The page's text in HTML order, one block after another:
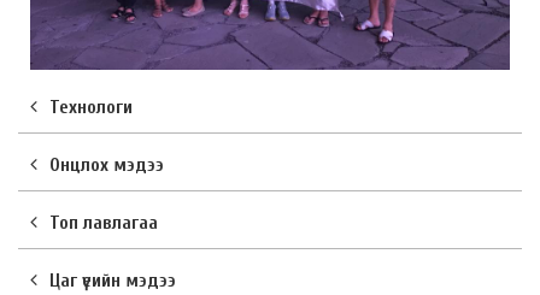
Технологи
Онцлох мэдээ
Топ лавлагаа
Цаг үеийн мэдээ